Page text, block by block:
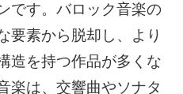
です。バロック音楽の
要素から脱却し、より
造を持つ作品が多くな
楽は、交響曲やソナタ